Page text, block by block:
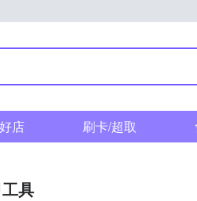
店 刷卡/超取
具